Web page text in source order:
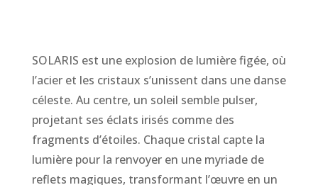
SOLARIS est une explosion de lumière figée, où
l’acier et les cristaux s’unissent dans une danse
céleste. Au centre, un soleil semble pulser,
projetant ses éclats irisés comme des
fragments d’étoiles. Chaque cristal capte la
lumière pour la renvoyer en une myriade de
reflets magiques, transformant l’œuvre en un